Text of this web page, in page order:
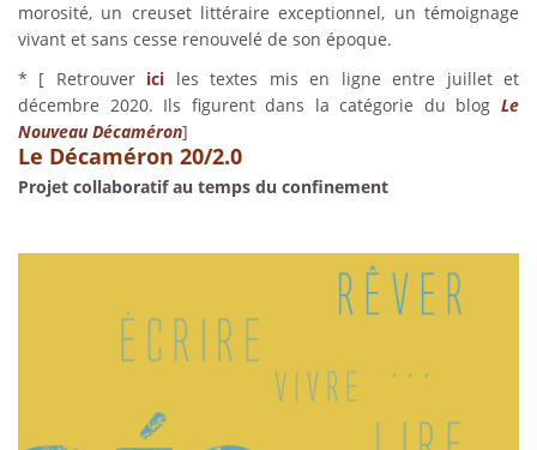
morosité, un creuset littéraire exceptionnel, un témoignage
vivant et sans cesse renouvelé de son époque.
* [ Retrouver ici les textes mis en ligne entre juillet et
décembre 2020. Ils figurent dans la catégorie du blog Le
Nouveau Décaméron]
Le Décaméron 20/2.0
Projet collaboratif au temps du confinement